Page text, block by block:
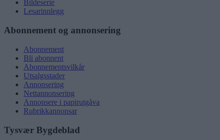
Bildeserie
Lesarinnlegg
Abonnement og annonsering
Abonnement
Bli abonnent
Abonnementsvilkår
Utsalgsstader
Annonsering
Nettannonsering
Annonsere i papirutgåva
Rubrikkannonsar
Tysvær Bygdeblad